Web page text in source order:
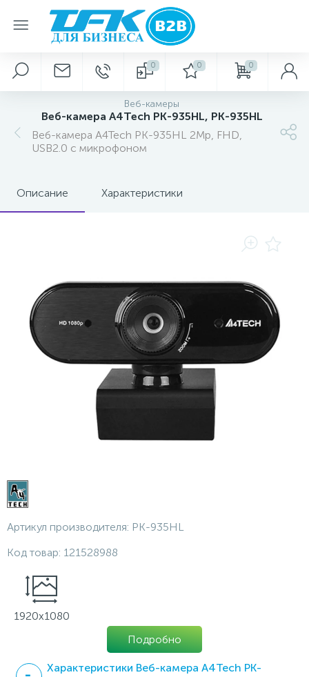
0 0 0
Веб-камеры
Веб-камера A4Tech PK-935HL, PK-935HL
Веб-камера A4Tech PK-935HL 2Mp, FHD,
USB2.0 с микрофоном
Описание Характеристики
Артикул производителя: PK-935HL
Код товар: 121528988
1920х1080
Подробно
Характеристики Веб-камера A4Tech PK-